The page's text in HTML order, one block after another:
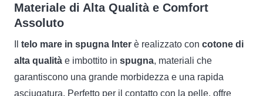
Materiale di Alta Qualità e Comfort
Assoluto
telo mare in spugna Inter è realizzato con cotone di
alta qualità e imbottito in spugna, materiali che
garantiscono una grande morbidezza e una rapida
asciugatura. Perfetto per il contatto con la pelle, offre